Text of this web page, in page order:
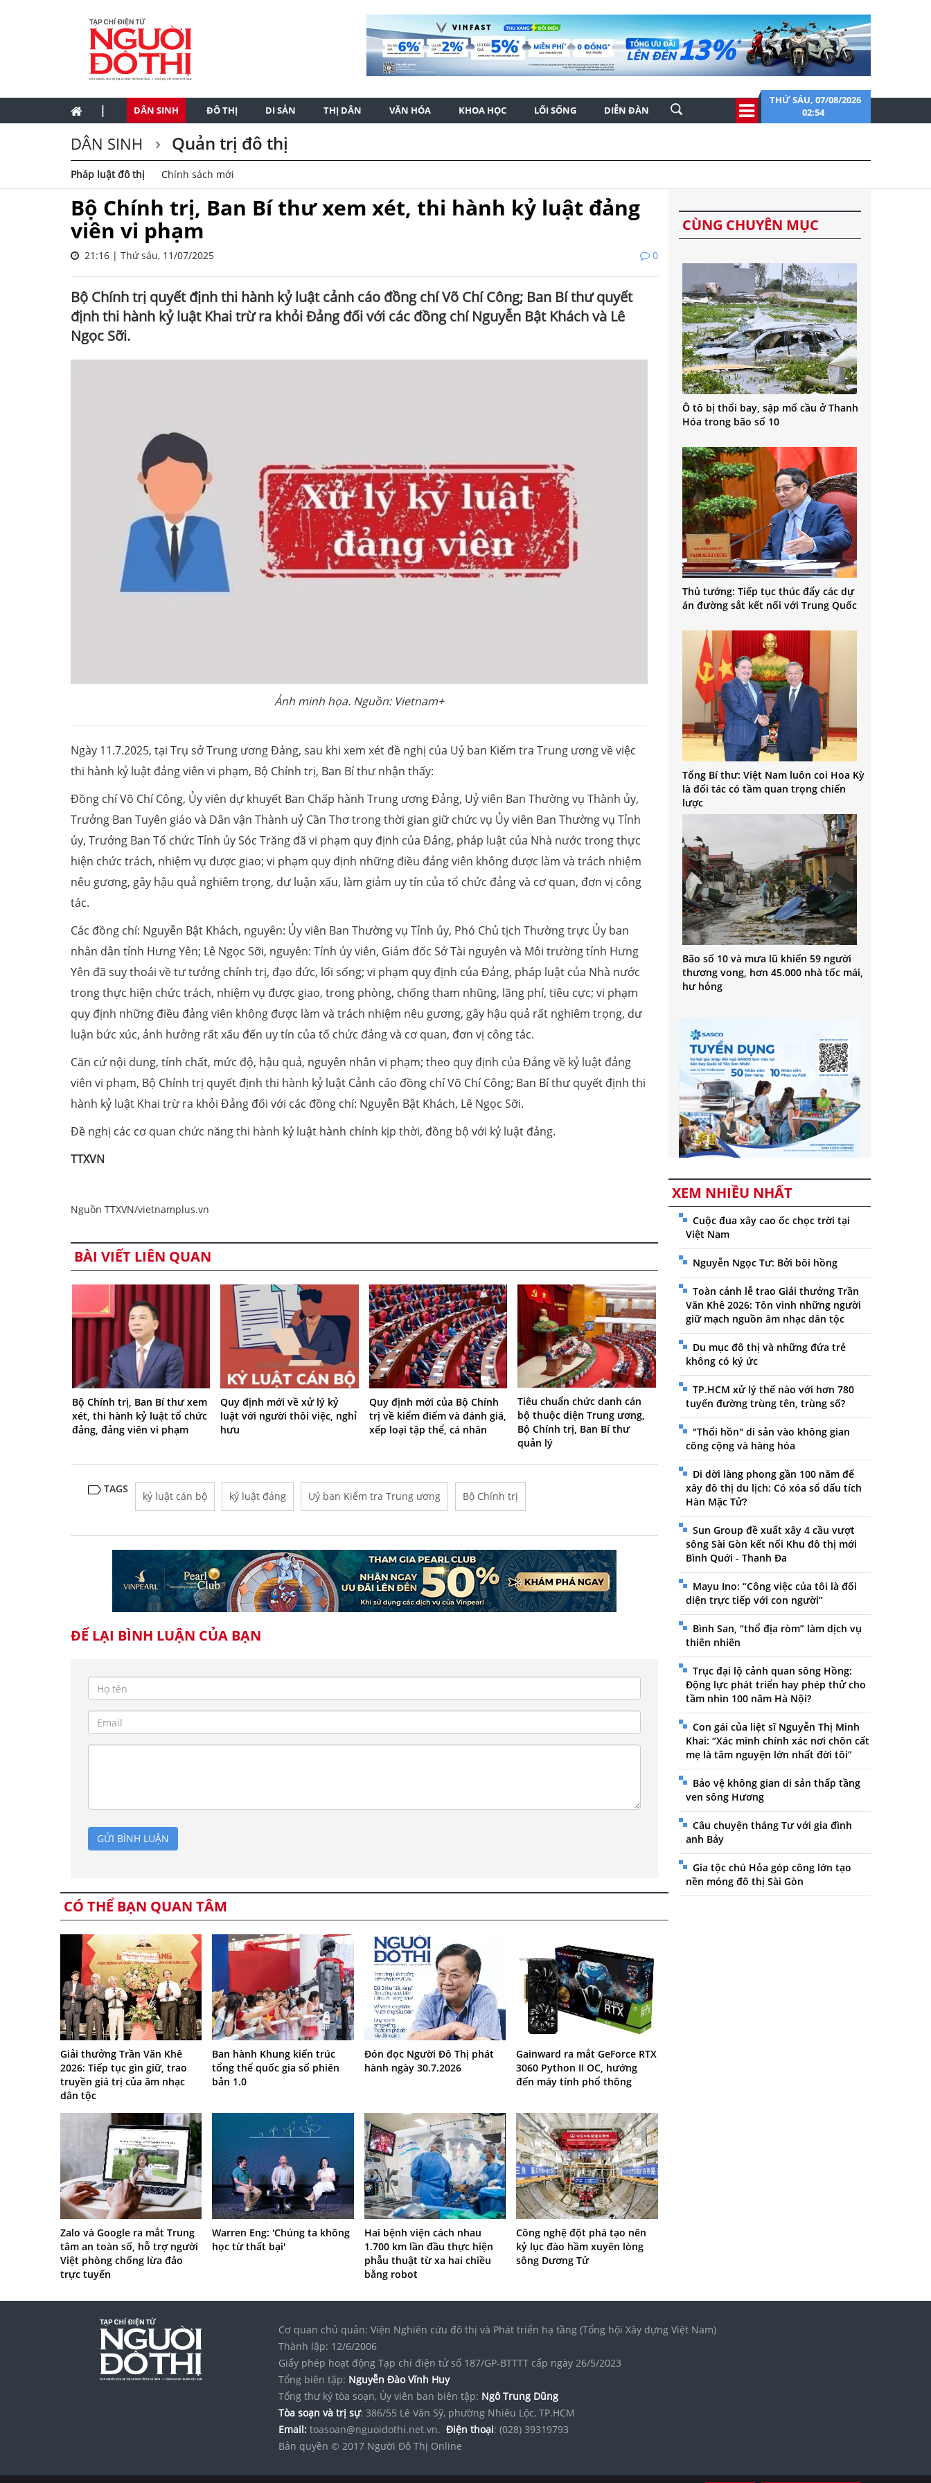
| DÂN SINH ĐÔ THỊ DI SẢN THỊ DÂN VĂN HÓA KHOA HỌC LỐI SỐNG DIỄN ĐÀN
THỨ SÁU, 07/08/2026
02:54
DÂN SINH Quản trị đô thị
Pháp luật đô thị Chính sách mới
Bộ Chính trị, Ban Bí thư xem xét, thi hành kỷ luật đảng
viên vi phạm
21:16 | Thứ sáu, 11/07/2025 0
Bộ Chính trị quyết định thi hành kỷ luật cảnh cáo đồng chí Võ Chí Công; Ban Bí thư quyết
định thi hành kỷ luật Khai trừ ra khỏi Đảng đối với các đồng chí Nguyễn Bật Khách và Lê
Ngọc Sỡi.
Ảnh minh họa. Nguồn: Vietnam+
Ngày 11.7.2025, tại Trụ sở Trung ương Đảng, sau khi xem xét đề nghị của Uỷ ban Kiểm tra Trung ương về việc
thi hành kỷ luật đảng viên vi phạm, Bộ Chính trị, Ban Bí thư nhận thấy:
Đồng chí Võ Chí Công, Ủy viên dự khuyết Ban Chấp hành Trung ương Đảng, Uỷ viên Ban Thường vụ Thành ủy,
Trưởng Ban Tuyên giáo và Dân vận Thành uỷ Cần Thơ trong thời gian giữ chức vụ Ủy viên Ban Thường vụ Tỉnh
ủy, Trưởng Ban Tổ chức Tỉnh ủy Sóc Trăng đã vi phạm quy định của Đảng, pháp luật của Nhà nước trong thực
hiện chức trách, nhiệm vụ được giao; vi phạm quy định những điều đảng viên không được làm và trách nhiệm
nêu gương, gây hậu quả nghiêm trọng, dư luận xấu, làm giảm uy tín của tổ chức đảng và cơ quan, đơn vị công
tác.
Các đồng chí: Nguyễn Bật Khách, nguyên: Ủy viên Ban Thường vụ Tỉnh ủy, Phó Chủ tịch Thường trực Ủy ban
nhân dân tỉnh Hưng Yên; Lê Ngọc Sỡi, nguyên: Tỉnh ủy viên, Giám đốc Sở Tài nguyên và Môi trường tỉnh Hưng
Yên đã suy thoái về tư tưởng chính trị, đạo đức, lối sống; vi phạm quy định của Đảng, pháp luật của Nhà nước
trong thực hiện chức trách, nhiệm vụ được giao, trong phòng, chống tham nhũng, lãng phí, tiêu cực; vi phạm
quy định những điều đảng viên không được làm và trách nhiệm nêu gương, gây hậu quả rất nghiêm trọng, dư
luận bức xúc, ảnh hưởng rất xấu đến uy tín của tổ chức đảng và cơ quan, đơn vị công tác.
Căn cứ nội dung, tính chất, mức độ, hậu quả, nguyên nhân vi phạm; theo quy định của Đảng về kỷ luật đảng
viên vi phạm, Bộ Chính trị quyết định thi hành kỷ luật Cảnh cáo đồng chí Võ Chí Công; Ban Bí thư quyết định thi
hành kỷ luật Khai trừ ra khỏi Đảng đối với các đồng chí: Nguyễn Bật Khách, Lê Ngọc Sỡi.
Đề nghị các cơ quan chức năng thi hành kỷ luật hành chính kịp thời, đồng bộ với kỷ luật đảng.
TTXVN
Nguồn TTXVN/vietnamplus.vn
BÀI VIẾT LIÊN QUAN
Bộ Chính trị, Ban Bí thư xem
xét, thi hành kỷ luật tổ chức
đảng, đảng viên vi phạm
Quy định mới về xử lý kỷ
luật với người thôi việc, nghỉ
hưu
Quy định mới của Bộ Chính
trị về kiểm điểm và đánh giá,
xếp loại tập thể, cá nhân
Tiêu chuẩn chức danh cán
bộ thuộc diện Trung ương,
Bộ Chính trị, Ban Bí thư
quản lý
TAGS
kỷ luật cán bộ kỷ luật đảng Uỷ ban Kiểm tra Trung ương Bộ Chính trị
ĐỂ LẠI BÌNH LUẬN CỦA BẠN
GỬI BÌNH LUẬN
CÓ THỂ BẠN QUAN TÂM
Giải thưởng Trần Văn Khê
2026: Tiếp tục gìn giữ, trao
truyền giá trị của âm nhạc
dân tộc
Ban hành Khung kiến trúc
tổng thể quốc gia số phiên
bản 1.0
Đón đọc Người Đô Thị phát
hành ngày 30.7.2026
Gainward ra mắt GeForce RTX
3060 Python II OC, hướng
đến máy tính phổ thông
Zalo và Google ra mắt Trung
tâm an toàn số, hỗ trợ người
Việt phòng chống lừa đảo
trực tuyến
Warren Eng: 'Chúng ta không
học từ thất bại'
Hai bệnh viện cách nhau
1.700 km lần đầu thực hiện
phẫu thuật từ xa hai chiều
bằng robot
Công nghệ đột phá tạo nên
kỷ lục đào hầm xuyên lòng
sông Dương Tử
CÙNG CHUYÊN MỤC
Ô tô bị thổi bay, sập mố cầu ở Thanh
Hóa trong bão số 10
Thủ tướng: Tiếp tục thúc đẩy các dự
án đường sắt kết nối với Trung Quốc
Tổng Bí thư: Việt Nam luôn coi Hoa Kỳ
là đối tác có tầm quan trọng chiến
lược
Bão số 10 và mưa lũ khiến 59 người
thương vong, hơn 45.000 nhà tốc mái,
hư hỏng
XEM NHIỀU NHẤT
Cuộc đua xây cao ốc chọc trời tại
Việt Nam
Nguyễn Ngọc Tư: Bởi bôi hồng
Toàn cảnh lễ trao Giải thưởng Trần
Văn Khê 2026: Tôn vinh những người
giữ mạch nguồn âm nhạc dân tộc
Du mục đô thị và những đứa trẻ
không có ký ức
TP.HCM xử lý thế nào với hơn 780
tuyến đường trùng tên, trùng số?
"Thổi hồn" di sản vào không gian
công cộng và hàng hóa
Di dời làng phong gần 100 năm để
xây đô thị du lịch: Có xóa sổ dấu tích
Hàn Mặc Tử?
Sun Group đề xuất xây 4 cầu vượt
sông Sài Gòn kết nối Khu đô thị mới
Bình Quới - Thanh Đa
Mayu Ino: “Công việc của tôi là đối
diện trực tiếp với con người”
Bình San, “thổ địa ròm” làm dịch vụ
thiên nhiên
Trục đại lộ cảnh quan sông Hồng:
Động lực phát triển hay phép thử cho
tầm nhìn 100 năm Hà Nội?
Con gái của liệt sĩ Nguyễn Thị Minh
Khai: “Xác minh chính xác nơi chôn cất
mẹ là tâm nguyện lớn nhất đời tôi”
Bảo vệ không gian di sản thấp tầng
ven sông Hương
Câu chuyện tháng Tư với gia đình
anh Bảy
Gia tộc chú Hỏa góp công lớn tạo
nền móng đô thị Sài Gòn
Cơ quan chủ quản: Viện Nghiên cứu đô thị và Phát triển hạ tầng (Tổng hội Xây dựng Việt Nam)
Thành lập: 12/6/2006
Giấy phép hoạt động Tạp chí điện tử số 187/GP-BTTTT cấp ngày 26/5/2023
Tổng biên tập: Nguyễn Đào Vĩnh Huy
Tổng thư ký tòa soạn, Ủy viên ban biên tập: Ngô Trung Dũng
Tòa soạn và trị sự: 386/55 Lê Văn Sỹ, phường Nhiêu Lộc, TP.HCM
Email: toasoan@nguoidothi.net.vn. Điện thoại: (028) 39319793
Bản quyền © 2017 Người Đô Thị Online